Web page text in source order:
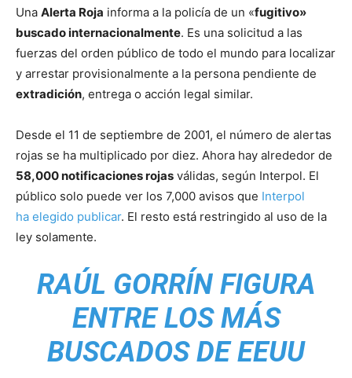
Una Alerta Roja informa a la policía de un «fugitivo»
buscado internacionalmente. Es una solicitud a las
fuerzas del orden público de todo el mundo para localizar
y arrestar provisionalmente a la persona pendiente de
extradición, entrega o acción legal similar.
Desde el 11 de septiembre de 2001, el número de alertas
rojas se ha multiplicado por diez. Ahora hay alrededor de
58,000 notificaciones rojas válidas, según Interpol. El
público solo puede ver los 7,000 avisos que Interpol
ha elegido publicar. El resto está restringido al uso de la
ley solamente.
RAÚL GORRÍN FIGURA
ENTRE LOS MÁS
BUSCADOS DE EEUU